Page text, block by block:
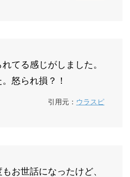
てる感じがしました。
怒られ損？！
引用元： ウラスピ
お世話になったけど、